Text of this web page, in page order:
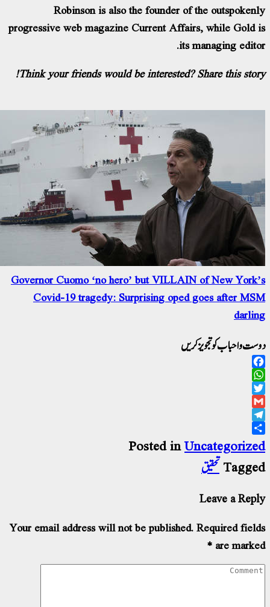
Robinson is also the founder of the
progressive web magazine Current Affairs, while
its managing
Think your friends would be interested? Share this
Governor Cuomo ‘no hero’ but VILLAIN of New
Covid-19 tragedy: Surprising oped goes after
و احباب کو تجویز کریں
Posted in
تحقیق
Leave a
Your email address will not be published.Required
are
*